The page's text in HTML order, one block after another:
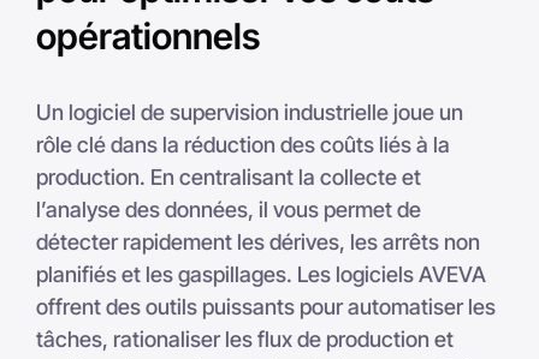
rôle clé dans la réduction des coûts liés à la
production. En centralisant la collecte et
l’analyse des données, il vous permet de
détecter rapidement les dérives, les arrêts non
planifiés et les gaspillages. Les logiciels AVEVA
offrent des outils puissants pour automatiser les
tâches, rationaliser les flux de production et
améliorer le rendement des équipements. Grâce